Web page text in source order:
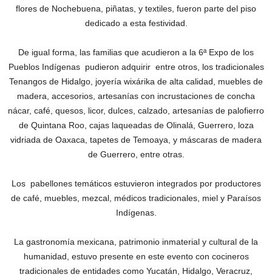
flores de Nochebuena, piñatas, y textiles, fueron parte del piso
dedicado a esta festividad.
De igual forma, las familias que acudieron a la 6ª Expo de los
Pueblos Indígenas pudieron adquirir entre otros, los tradicionales
Tenangos de Hidalgo, joyería wixárika de alta calidad, muebles de
madera, accesorios, artesanías con incrustaciones de concha
nácar, café, quesos, licor, dulces, calzado, artesanías de palofierro
de Quintana Roo, cajas laqueadas de Olinalá, Guerrero, loza
vidriada de Oaxaca, tapetes de Temoaya, y máscaras de madera
de Guerrero, entre otras.
Los pabellones temáticos estuvieron integrados por productores
de café, muebles, mezcal, médicos tradicionales, miel y Paraísos
Indígenas.
La gastronomía mexicana, patrimonio inmaterial y cultural de la
humanidad, estuvo presente en este evento con cocineros
tradicionales de entidades como Yucatán, Hidalgo, Veracruz,